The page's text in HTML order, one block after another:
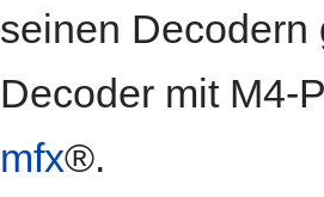
seinen Decodern
Decoder mit M4-
mfx®.